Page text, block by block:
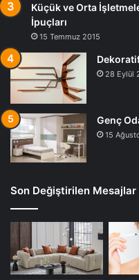
Küçük ve Orta
İpuçları
15 Temmuz 2015
28 Eylül
Genç
15
Son Değiştirilen Mesajlar